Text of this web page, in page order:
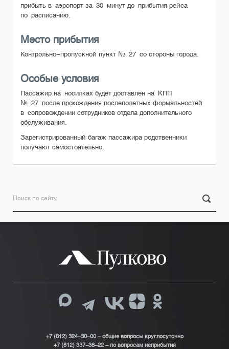
прибыть в аэропорт за 30 минут до прибытия рейса
по расписанию.
Место прибытия
Контрольно-пропускной пункт № 27 со стороны города.
Особые условия
Пассажир на носилках будет доставлен на КПП
№ 27 после прохождения послеполетных формальностей
в сопровождении сотрудников отдела дополнительного
обслуживания.
Зарегистрированный багаж пассажира родственники
получают самостоятельно.
+7 (812) 324-30-00 - общие вопросы круглосуточно
+7 (812) 337-38-22 – по вопросам неприбытия